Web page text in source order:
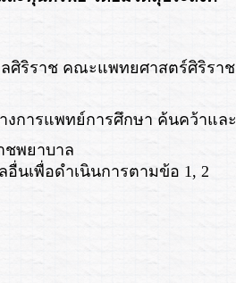
ศิริราช คณะแพทยศาสตร์ศิริราช
การแพทย์การศึกษา ค้นคว้าและ
ชพยาบาล
นเพื่อดำเนินการตามข้อ 1, 2